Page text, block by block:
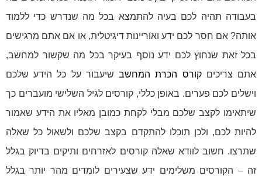
בעבודה תהיה לכם בעיה להתמצא בכל מה שנדרש כדי ללמוד
אותה? אם חסר לכם ידע ואוריינות דיגיטלית, או אם אתם מרגישים
בכל זאת שנחוץ לכם ידע נוסף בעיקר בכל מה שקשור למחשב,
אתם צריכיםקורס הכרת המחשבשיעבור על כל הידע שלכם
וישלים לכם פערים. באופן כללי, קורסים לגיל השלישי מועברים כך
שיתאימו לקצב שלכם מבלי לקחת כמובן מאליו את הידע שאמור
להיות לכם, ולכן תוכלו להתקדם בקצב שלכם ולשאול כל שאלה
שתרצו. חשוב לוודא שאלה קורסים לאזרחים ותיקים בדיוק בגלל
זה – הקורסים משלימים ידע שצעירים לומדים מהר יותר בגלל